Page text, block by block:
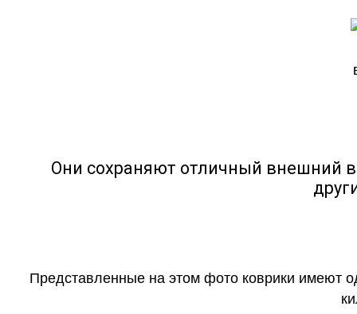
Они сохраняют отличный внешний
Представленные на этом фото коврики имеют